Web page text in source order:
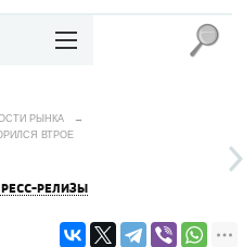
РЫНКА
→
ВТРОЕ
РЕЛИЗЫ